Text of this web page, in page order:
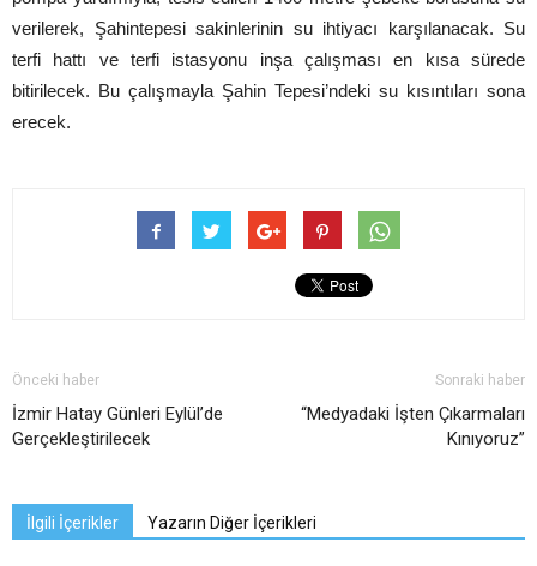
verilerek, Şahintepesi sakinlerinin su ihtiyacı karşılanacak. Su
terfi hattı ve terfi istasyonu inşa çalışması en kısa sürede
bitirilecek. Bu çalışmayla Şahin Tepesi’ndeki su kısıntıları sona
erecek.
Önceki haber
İzmir Hatay Günleri Eylül’de
Gerçekleştirilecek
Sonraki haber
“Medyadaki İşten Çıkarmaları
Kınıyoruz”
İlgili İçerikler Yazarın Diğer İçerikleri